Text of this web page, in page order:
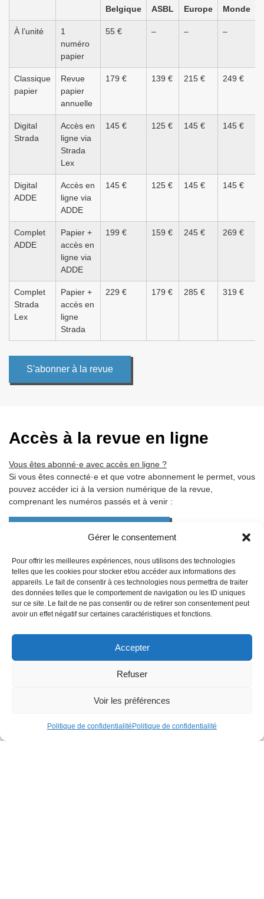
Gérer le consentement
Pour offrir les meilleures expériences, nous utilisons des technologies
telles que les cookies pour stocker et/ou accéder aux informations des
appareils. Le fait de consentir à ces technologies nous permettra de traiter
des données telles que le comportement de navigation ou les ID uniques
sur ce site. Le fait de ne pas consentir ou de retirer son consentement peut
avoir un effet négatif sur certaines caractéristiques et fonctions.
Accepter
Refuser
Voir les préférences
Politique de confidentialité Politique de confidentialité
Belgique
ASBL
Europe
Monde
À l’unité
1
numéro
papier
55 € – – –
Classique
papier
Revue
papier
annuelle
179 € 139 € 215 € 249 €
Digital
Strada
Accès en
ligne via
Strada
Lex
145 € 125 € 145 € 145 €
Digital
ADDE
Accès en
ligne via
ADDE
145 € 125 € 145 € 145 €
Complet
ADDE
Papier +
accès en
ligne via
ADDE
199 € 159 € 245 € 269 €
Complet
Strada
Lex
Papier +
accès en
ligne
Strada
229 € 179 € 285 € 319 €
S'abonner à la revue
Accès à la revue en ligne
Vous êtes abonné·e avec accès en ligne ?
Si vous êtes connecté·e et que votre abonnement le permet, vous
pouvez accéder ici à la version numérique de la revue,
comprenant les numéros passés et à venir :
Contactez-nous
Vous avez une question sur nos activités, nos formations, nos
publications ou envie de soutenir nos actions ?
L’équipe de l’ADDE est à votre écoute.
Téléphone
Rue du Boulet 22, 1000 Bruxelles
Heures d’ouverture